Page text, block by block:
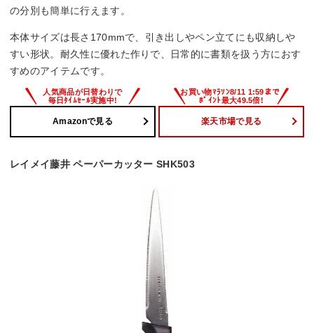
の分別も簡単に行えます。
本体サイズは長さ170mmで、引き出しやペン立てにも収納しや
すい形状。耐久性に優れた作りで、日常的に書類を扱う方におす
すめのアイテムです。
Amazonで見る 楽天市場で見る
レイメイ藤井 ペーパーカッター SHK503